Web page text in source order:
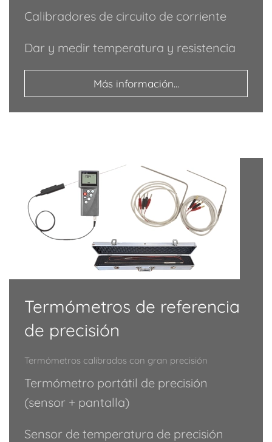
Calibradores de circuito de corriente
Dar y medir temperatura y resistencia
Más información...
Termómetros de referencia
de precisión
Termómetros calibrados con gran precisión
Termómetro portátil de precisión
(sensor + pantalla)
Sensor de temperatura de precisión